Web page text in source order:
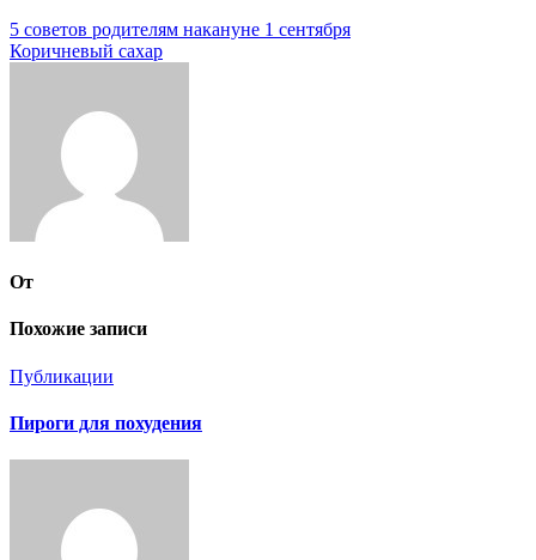
Навигация
по
5 советов родителям накануне 1 сентября
Коричневый сахар
От
Похожие записи
Публикации
Пироги для похудения